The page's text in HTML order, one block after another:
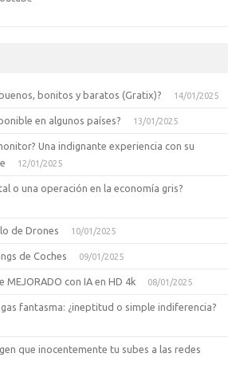
bonitos y baratos (Gratix)? 14/01/2025
en algunos países? 13/01/2025
Una indignante experiencia con su
12/01/2025
o una operación en la economía gris?
de Drones 10/01/2025
de Coches 09/01/2025
MEJORADO con IA en HD 4k 08/01/2025
fantasma: ¿ineptitud o simple indiferencia?
que inocentemente tu subes a las redes